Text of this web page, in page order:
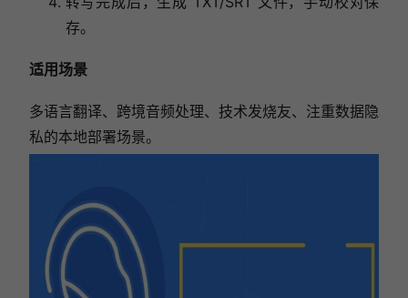
存。
适用场景
多语言翻译、跨境音频处理、技术发烧友、注重数据隐
私的本地部署场景。